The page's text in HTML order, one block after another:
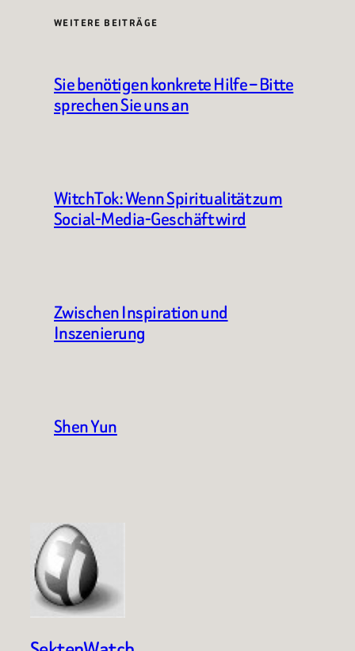
WEITERE BEITRÄGE
Sie benötigen konkrete Hilfe – Bitte
sprechen Sie uns an
WitchTok: Wenn Spiritualität zum
Social-Media-Geschäft wird
Zwischen Inspiration und
Inszenierung
Shen Yun